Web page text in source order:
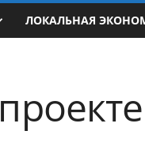
ЛОКАЛЬНАЯ